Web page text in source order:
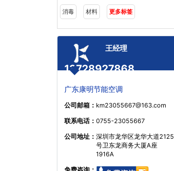
消毒 材料 更多标签
王经理
13728927868
广东康明节能空调
公司邮箱： km23055667@163.com
联系电话： 0755-23055667
公司地址： 深圳市龙华区龙华大道2125
号卫东龙商务大厦A座
1916A